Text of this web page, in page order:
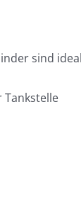
sind
Tankstelle